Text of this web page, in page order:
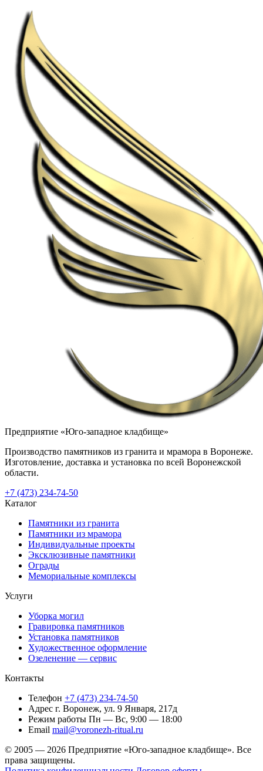
Предприятие «Юго-западное кладбище»
Производство памятников из гранита и мрамора в Воронеже.
Изготовление, доставка и установка по всей Воронежской
области.
+7 (473) 234-74-50
Каталог
Памятники из гранита
Памятники из мрамора
Индивидуальные проекты
Эксклюзивные памятники
Ограды
Мемориальные комплексы
Услуги
Уборка могил
Гравировка памятников
Установка памятников
Художественное оформление
Озеленение — сервис
Контакты
Телефон +7 (473) 234-74-50
Адрес г. Воронеж, ул. 9 Января, 217д
Режим работы Пн — Вс, 9:00 — 18:00
Email mail@voronezh-ritual.ru
© 2005 — 2026 Предприятие «Юго-западное кладбище». Все
права защищены.